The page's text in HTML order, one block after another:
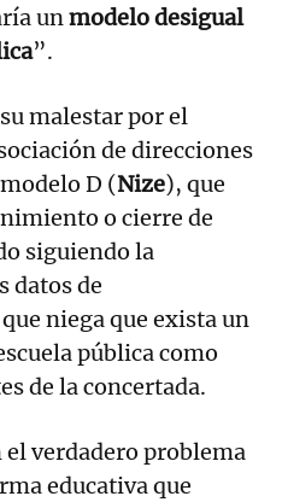
unmodelo desigual
”.
malestar por el
de direcciones
D (Nize), que
o cierre de
siguiendo la
datos de
niega que exista un
pública como
de la concertada.
verdadero problema
educativa que